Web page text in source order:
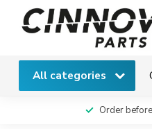
All categories
Order before